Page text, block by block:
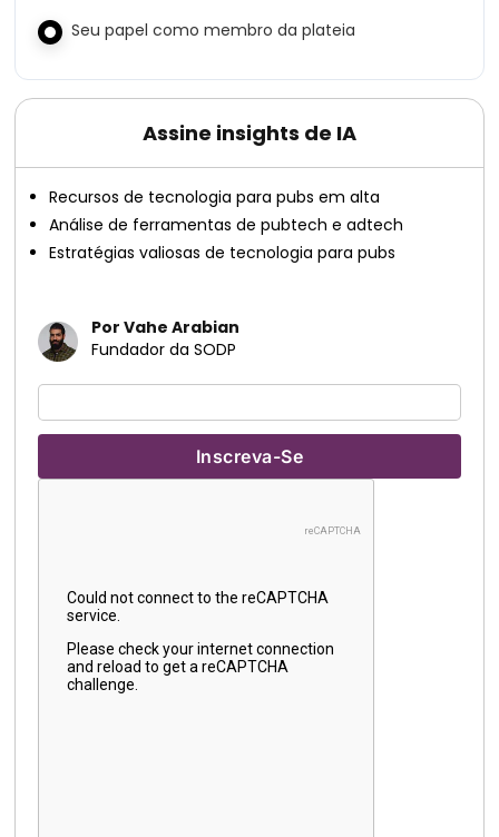
Seu papel como membro da plateia
Assine insights de IA
Recursos de tecnologia para pubs em alta
Análise de ferramentas de pubtech e adtech
Estratégias valiosas de tecnologia para pubs
Por Vahe Arabian
Fundador da SODP